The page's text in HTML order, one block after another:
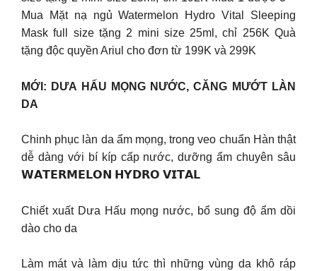
Mua Mặt nạ ngủ Watermelon Hydro Vital Sleeping
Mask full size tặng 2 mini size 25ml, chỉ 256K Quà
tặng độc quyền Ariul cho đơn từ 199K và 299K
MỚI: DƯA HẤU MỌNG NƯỚC, CĂNG MƯỚT LÀN
DA
Chinh phục làn da ẩm mọng, trong veo chuẩn Hàn thật
dễ dàng với bí kíp cấp nước, dưỡng ẩm chuyên sâu
𝗪𝗔𝗧𝗘𝗥𝗠𝗘𝗟𝗢𝗡 𝗛𝗬𝗗𝗥𝗢 𝗩𝗜𝗧𝗔𝗟
Chiết xuất Dưa Hấu mọng nước, bổ sung độ ẩm dồi
dào cho da
Làm mát và làm dịu tức thì những vùng da khô ráp